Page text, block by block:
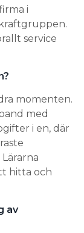
i
service
momenten.
med
i en, där
hitta och
av